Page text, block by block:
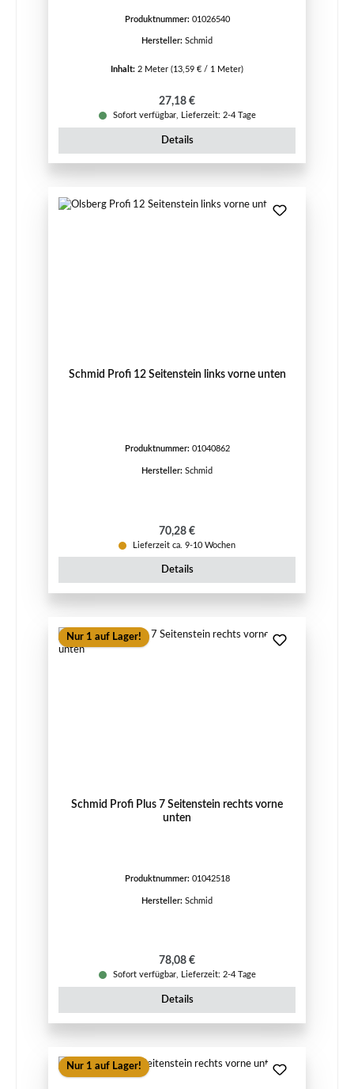
Produktnummer: 01026540
Hersteller: Schmid
Inhalt: 2 Meter (13,59 € / 1 Meter)
Regulärer Preis:
27,18 €
Sofort verfügbar, Lieferzeit: 2-4 Tage
Details
Schmid Profi 12 Seitenstein links vorne unten
Produktnummer: 01040862
Hersteller: Schmid
Regulärer Preis:
70,28 €
Lieferzeit ca. 9-10 Wochen
Details
Nur 1 auf Lager!
Schmid Profi Plus 7 Seitenstein rechts vorne
unten
Produktnummer: 01042518
Hersteller: Schmid
Regulärer Preis:
78,08 €
Sofort verfügbar, Lieferzeit: 2-4 Tage
Details
Nur 1 auf Lager!